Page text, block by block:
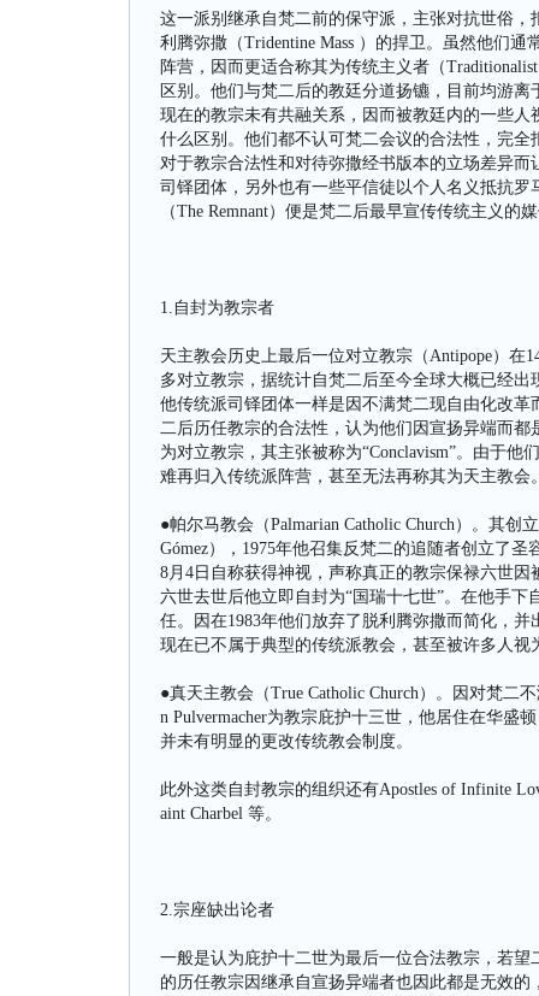
这一派别继承自梵二前的保守派，主张对抗世俗
利腾弥撒（Tridentine Mass ）的捍卫。虽然他们
阵营，因而更适合称其为传统主义者（
区别。他们与梵二后的教廷分道扬镳，目前均游离
现在的教宗未有共融关系，因而被教廷内的一些
什么区别。他们都不认可梵二会议的合法性，完
对于教宗合法性和对待弥撒经书版本的立场差异
司铎团体，另外也有一些平信徒以个人名义抵抗
（The Remnant）便是梵二后最早宣传传统主义的
1.自封为教宗者
天主教会历史上最后一位对立教宗（Antipope）在
多对立教宗，据统计自梵二后至今全球大概已经
他传统派司铎团体一样是因不满梵二现自由化改
二后历任教宗的合法性，认为他们因宣扬异端而
为对立教宗，其主张被称为“Conclavism”。由于
难再归入传统派阵营，甚至无法再称其为天主教
●帕尔马教会（Palmarian Catholic Church）。其创
Gómez），1975年他召集反梵二的追随者创立了
8月4日自称获得神视，声称真正的教宗保禄六世
六世去世后他立即自封为“国瑞十七世”。在他手
任。因在1983年他们放弃了脱利腾弥撒而简化，
现在已不属于典型的传统派教会，甚至被许多人视
●真天主教会（True Catholic Church）。因对梵二
n Pulvermacher为教宗庇护十三世，他居住在华盛
并未有明显的更改传统教会制度。
此外这类自封教宗的组织还有Apostles of Infinite
aint Charbel 等。
2.宗座缺出论者
一般是认为庇护十二世为最后一位合法教宗，若
的历任教宗因继承自宣扬异端者也因此都是无效